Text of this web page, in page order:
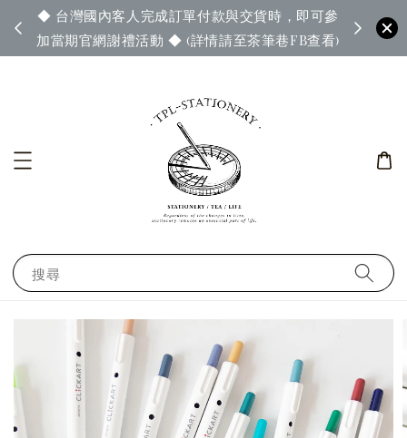
◆ 台灣國內客人完成訂單付款與交貨時，即可參
加當期官網謝禮活動 ◆ (詳情請至茶筆巷FB查看)
◆ 官
搜尋